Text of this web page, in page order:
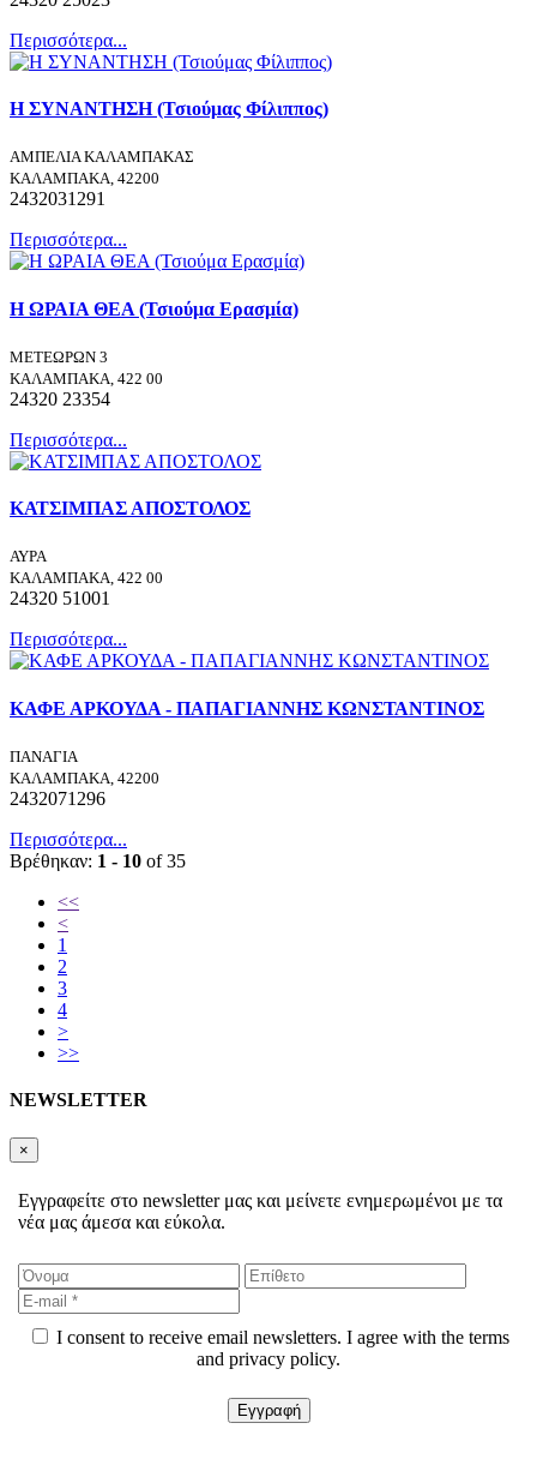
Περισσότερα...
Η ΣΥΝΑΝΤΗΣΗ (Τσιούμας Φίλιππος)
ΑΜΠΕΛΙΑ ΚΑΛΑΜΠΑΚΑΣ
ΚΑΛΑΜΠΑΚΑ, 42200
2432031291
Περισσότερα...
Η ΩΡΑΙΑ ΘΕΑ (Τσιούμα Ερασμία)
ΜΕΤΕΩΡΩΝ 3
ΚΑΛΑΜΠΑΚΑ, 422 00
24320 23354
Περισσότερα...
ΚΑΤΣΙΜΠΑΣ ΑΠΟΣΤΟΛΟΣ
ΑΥΡΑ
ΚΑΛΑΜΠΑΚΑ, 422 00
24320 51001
Περισσότερα...
ΚΑΦΕ ΑΡΚΟΥΔΑ - ΠΑΠΑΓΙΑΝΝΗΣ ΚΩΝΣΤΑΝΤΙΝΟΣ
ΠΑΝΑΓΙΑ
ΚΑΛΑΜΠΑΚΑ, 42200
2432071296
Περισσότερα...
Βρέθηκαν: 1 - 10 of 35
<<
<
1
2
3
4
>
>>
NEWSLETTER
×
Εγγραφείτε στο newsletter μας και μείνετε ενημερωμένοι με τα
νέα μας άμεσα και εύκολα.
I consent to receive email newsletters. I agree with the terms
and privacy policy.